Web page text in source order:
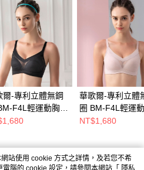
爾-專利立體無鋼
F4L輕運動胸罩
黑) 呼吸泡模杯-
華歌爾-專利立體
圈 BM-F4L輕運
(活氧粉) 呼吸泡
NT$1,680